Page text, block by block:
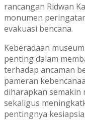
rancangan Ridwan
monumen
evakuasi bencana.
Keberadaan
penting dalam
terhadap ancaman
pameran
diharapkan semakin
sekaligus
pentingnya